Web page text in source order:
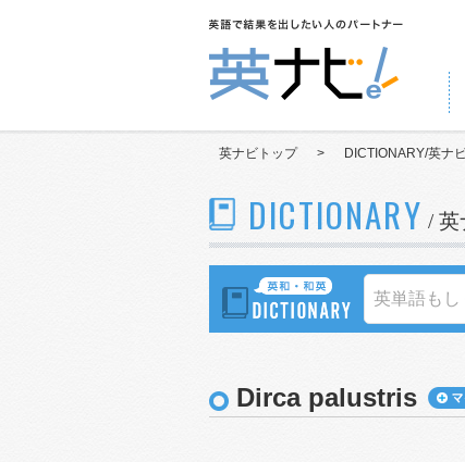
英ナビトップ > DICTIONARY/英ナ
DICTIONARY / 英
Dirca palustris